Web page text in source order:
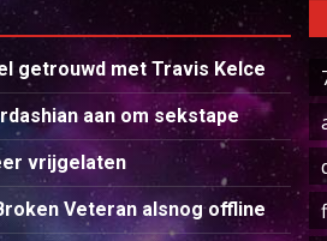
getrouwd met Travis Kelce
aan om sekstape
vrijgelaten
Veteran alsnog offline